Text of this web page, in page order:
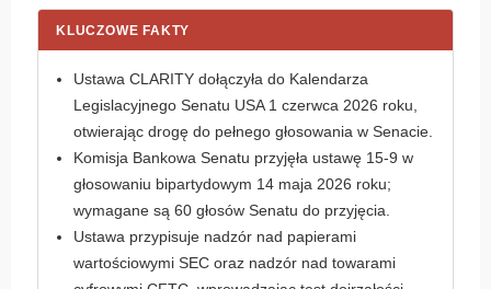
KLUCZOWE FAKTY
Ustawa CLARITY dołączyła do Kalendarza
Legislacyjnego Senatu USA 1 czerwca 2026 roku,
otwierając drogę do pełnego głosowania w Senacie.
Komisja Bankowa Senatu przyjęła ustawę 15-9 w
głosowaniu bipartydowym 14 maja 2026 roku;
wymagane są 60 głosów Senatu do przyjęcia.
Ustawa przypisuje nadzór nad papierami
wartościowymi SEC oraz nadzór nad towarami